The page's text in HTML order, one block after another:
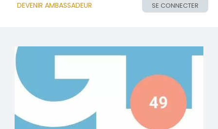
DEVENIR AMBASSADEUR SE CONNECTER